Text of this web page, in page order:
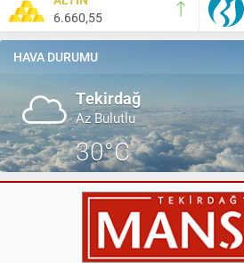
Salih Canikli
5 Kasım 2024 19:54
TEKİRDAĞ İL EMNİYET
6.660,55
HAVA DURUMU
Tekirdağ
Az Bulutlu
30°C